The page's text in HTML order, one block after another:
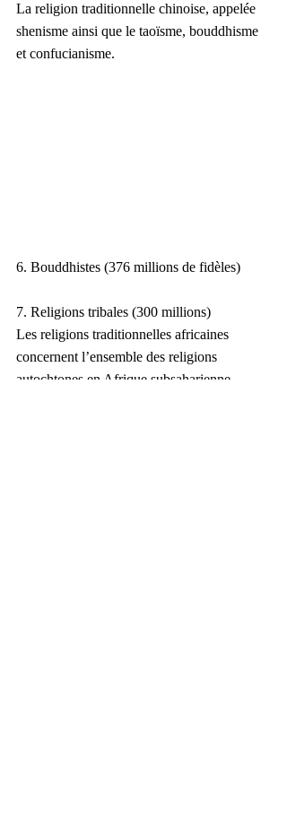
La religion traditionnelle chinoise, appelée
shenisme ainsi que le taoïsme, bouddhisme
et confucianisme.
6. Bouddhistes (376 millions de fidèles)
7. Religions tribales (300 millions)
Les religions traditionnelles africaines
concernent l’ensemble des religions
autochtones en Afrique subsaharienne.